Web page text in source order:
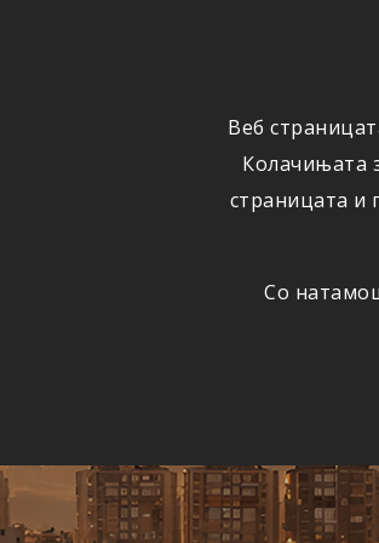
Веб
Колачињата
страницата и
Со
АВТОМОБИЛСКА